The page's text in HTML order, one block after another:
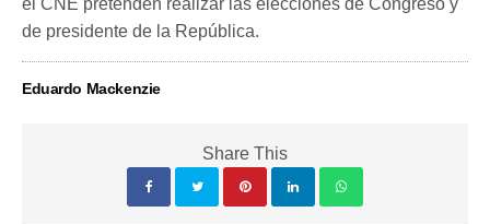
de presidente de la República.
Eduardo Mackenzie
Share This